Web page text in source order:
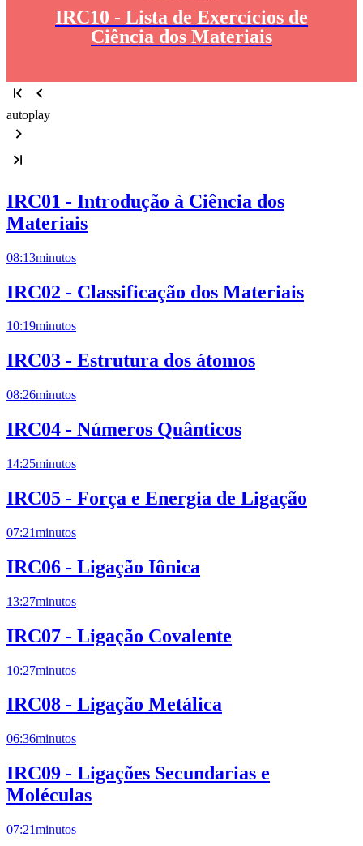
IRC10 - Lista de Exercícios de
Ciência dos Materiais
autoplay
IRC01 - Introdução à Ciência dos
Materiais
08:13minutos
IRC02 - Classificação dos Materiais
10:19minutos
IRC03 - Estrutura dos átomos
08:26minutos
IRC04 - Números Quânticos
14:25minutos
IRC05 - Força e Energia de Ligação
07:21minutos
IRC06 - Ligação Iônica
13:27minutos
IRC07 - Ligação Covalente
10:27minutos
IRC08 - Ligação Metálica
06:36minutos
IRC09 - Ligações Secundarias e
Moléculas
07:21minutos